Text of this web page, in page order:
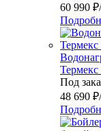
60 990 ₽
Под
48 690 ₽